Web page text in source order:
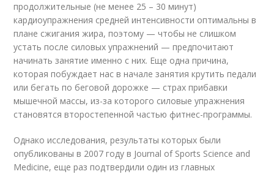
продолжительные (не менее 25 – 30 минут)
кардиоупражнения средней интенсивности оптимальны в
плане сжигания жира, поэтому — чтобы не слишком
устать после силовых упражнений — предпочитают
начинать занятие именно с них. Еще одна причина,
которая побуждает нас в начале занятия крутить педали
или бегать по беговой дорожке — страх прибавки
мышечной массы, из-за которого силовые упражнения
становятся второстепенной частью фитнес-программы.
Однако исследования, результаты которых были
опубликованы в 2007 году в Journal of Sports Science and
Medicine, еще раз подтвердили один из главных